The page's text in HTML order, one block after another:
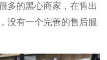
多的黑心商家，在售出
没有一个完善的售后服